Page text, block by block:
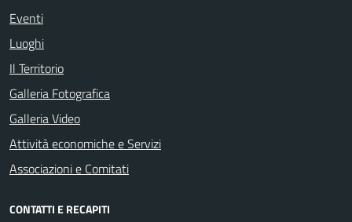
Eventi
Luoghi
Il Territorio
Galleria Fotografica
Galleria Video
Attività economiche e Servizi
Associazioni e Comitati
CONTATTI E RECAPITI